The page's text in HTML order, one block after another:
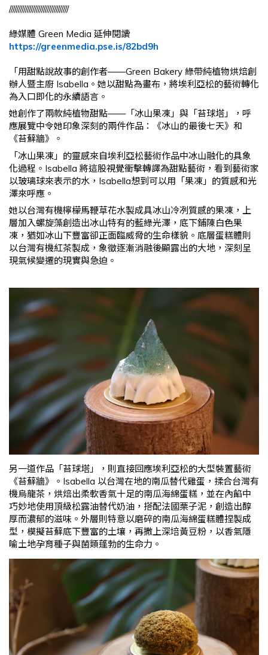
/////////////////////////////////
綠媒體 Green Media 延伸閱讀
https://greenmedia.pse.is/82bd9h
「用甜點說故事的創作者——Green Bakery 綠帶純植物烘焙創
辦人暨主廚 Isabella。她以甜點為畫布，將埃利亞松的藝術轉化
為入口即化的永續語言。
她創作了兩款純植物甜點——「冰山果凍」與「苔球塔」，呼
應展覽中令她印象深刻的兩件作品：《冰山的最後七天》和
《苔蘚牆》。
「冰山果凍」的靈感來自埃利亞松藝術作品中冰山融化的具象
化過程。Isabella 將這股視覺衝擊轉譯為甜點藝術，看到藝術家
以玻璃球來表示的水，Isabella想到可以用「果凍」的質感和光
澤來呼應。
她以台灣有機檸檬馬鞭草花水製成具冰山冷冽質感的果凍，上
層加入螺旋藻創造出冰山特有的藍綠光澤，底下鋪陳白色果
凍，猶如冰山下豐富卻正面臨威脅的生命樣貌。底層蛋糕體則
以台灣有機紅茶製成，象徵逐漸消融後顯露出的大地，深刻呈
現氣候變遷的現實與急迫。
另一道作品「苔球塔」，則直接回應埃利亞松的大型裝置藝術
《苔蘚牆》。Isabella 以台灣在地的南瓜替代雞蛋，揉合台灣有
機烏龍茶，烘焙出柔軟香氣十足的南瓜海綿蛋糕，並在內餡中
巧妙地使用頂級松露油替代奶油，搭配法國栗子泥，創造出醇
厚而濃郁的滋味。外層則特意以磨碎的南瓜海綿蛋糕體捏製成
型，模擬苔蘚底下豐富的土壤，再撒上深培黃豆粉，以香氣隱
喻土地孕育種子與菌類蓬勃的生命力。